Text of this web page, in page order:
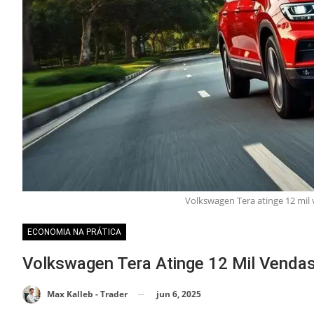
Volkswagen Tera atinge 12
ECONOMIA NA PRÁTICA
Volkswagen Tera Atinge 12 Mil
Max Kalleb - Trader jun 6, 2025